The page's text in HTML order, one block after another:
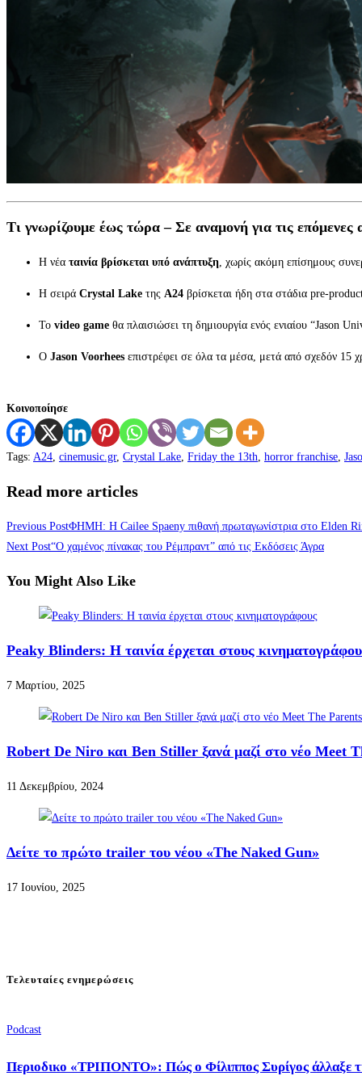
Τι γνωρίζουμε έως τώρα – Σε αναμονή για τις επόμενες
Η νέα ταινία βρίσκεται υπό ανάπτυξη , χωρίς ακόμη επίσημους
Η σειρά Crystal Lake της A24 βρίσκεται ήδη στα στάδια pre-
Το video game θα πλαισιώσει τη δημιουργία ενός ενιαίου “Jason
Ο Jason Voorhees επιστρέφει σε όλα τα μέσα, μετά από σχεδόν 15
Κοινοποίησε
Tags: A24 cinemusic.gr, Crystal Lake Friday the 13th horror franchise
Read more articles
Previous PostΦΗΜΗ: Η Cailee Spaeny πιθανή πρωταγωνίστρια στο Elden
Next Post“Ο χαμένος πίνακας του Ρέμπραντ” από τις Εκδόσεις Άγρα
You Might Also Like
Peaky Blinders: Η ταινία έρχεται στους
7 Μαρτίου, 2025
Robert De Niro και Ben Stiller ξανά μαζί στο νέο Meet
11 Δεκεμβρίου, 2024
Δείτε το πρώτο trailer του νέου «The Naked Gun»
17 Ιουνίου, 2025
Τελευταίες ενημερώσεις
Podcast
Περιοδικο «ΤΡΙΠΟΝΤΟ»: Πώς ο Φίλιππος Συρίγος άλλαξε